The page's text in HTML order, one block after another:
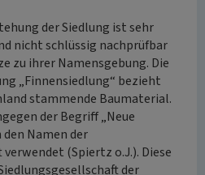
der Siedlung ist sehr
nicht schlüssig nachprüfbar
zu ihrer Namensgebung. Die
„Finnensiedlung“ bezieht
stammende Baumaterial.
der Begriff „Neue
Namen der
(Spiertz o.J.). Diese
der